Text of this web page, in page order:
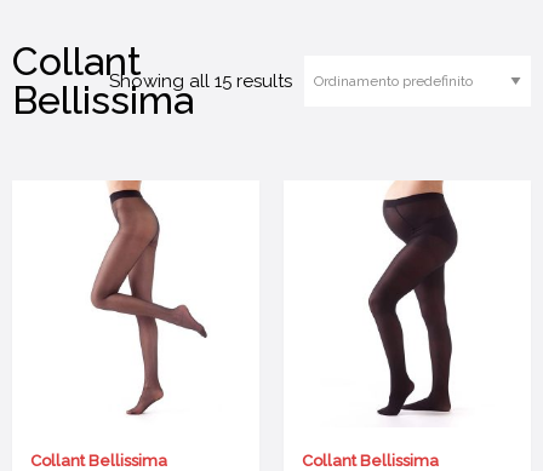
Collant
BellissimaShowing all 15 results
Collant Bellissima Collant Bellissima